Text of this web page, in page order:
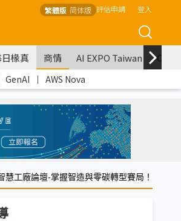
繁體版 简体版 評估申請 登入
椽真 商情 AI EXPO Taiwan
GenAI ｜ AWS Nova
慧工廠論壇-掌握智造與零碳轉型賽局！